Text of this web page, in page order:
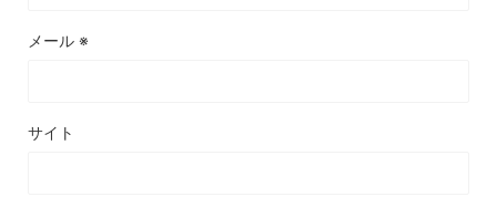
メール ※
サイト